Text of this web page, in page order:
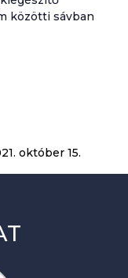
közötti sávban
október 15.